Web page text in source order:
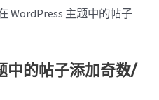
WordPress 主题中的帖子
的帖子添加奇数/